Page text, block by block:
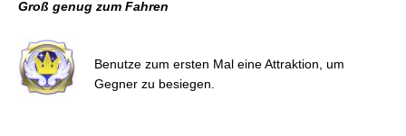
Groß genug zum Fahren
Benutze zum ersten Mal eine Attraktion, um
Gegner zu besiegen.